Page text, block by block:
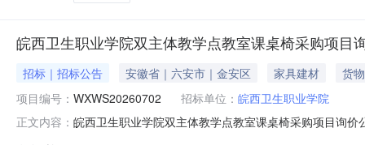
皖西卫生职业学院双主体教学点教室课桌椅采购项目
招标｜招标公告 安徽省｜六安市｜金安区 家具建材
货物
项目编号： WXWS20260702 招标单位： 皖西卫生职业学院
正文内容： 皖西卫生职业学院双主体教学点教室课桌椅采购项目询